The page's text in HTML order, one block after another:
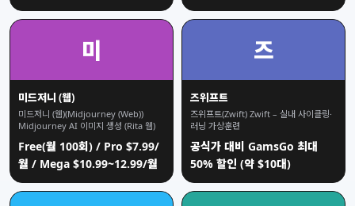
미
미드저니 (웹)
미드저니 (웹)(Midjourney (Web))
Midjourney AI 이미지 생성 (Rita 웹)
Free(월 100회) / Pro $7.99/
월 / Mega $10.99~12.99/월
즈
즈위프트
즈위프트(Zwift) Zwift – 실내 사이클링·
러닝 가상훈련
공식가 대비 GamsGo 최대
50% 할인 (약 $10대)